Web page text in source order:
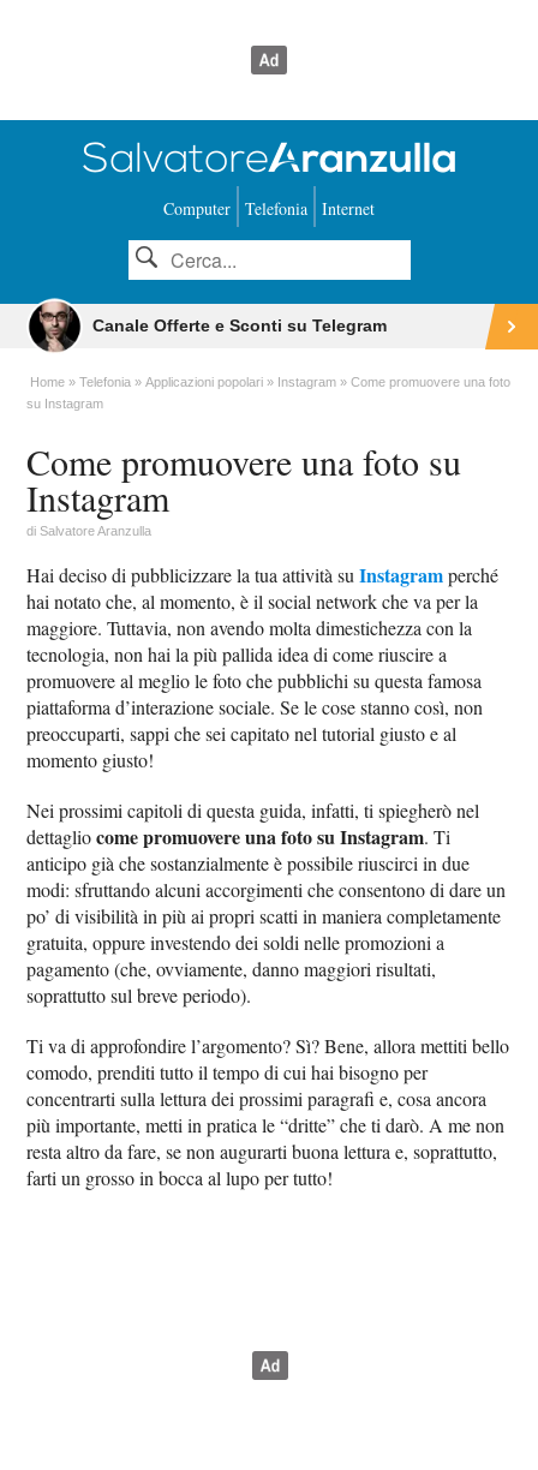
Computer Telefonia Internet
Canale Offerte e Sconti su Telegram
Home Telefonia Applicazioni popolari Instagram
Come promuovere una foto
su Instagram
Come promuovere una foto su
Instagram
diSalvatore Aranzulla
Hai deciso di pubblicizzare la tua attività suInstagramperché
hai notato che, al momento, è il social network che va per la
maggiore. Tuttavia, non avendo molta dimestichezza con la
tecnologia, non hai la più pallida idea di come riuscire a
promuovere al meglio le foto che pubblichi su questa famosa
piattaforma d’interazione sociale. Se le cose stanno così, non
preoccuparti, sappi che sei capitato nel tutorial giusto e al
momento giusto!
Nei prossimi capitoli di questa guida, infatti, ti spiegherò nel
dettagliocome promuovere una foto su Instagram. Ti
anticipo già che sostanzialmente è possibile riuscirci in due
modi: sfruttando alcuni accorgimenti che consentono di dare un
po’ di visibilità in più ai propri scatti in maniera completamente
gratuita, oppure investendo dei soldi nelle promozioni a
pagamento (che, ovviamente, danno maggiori risultati,
soprattutto sul breve periodo).
Ti va di approfondire l’argomento? Sì? Bene, allora mettiti bello
comodo, prenditi tutto il tempo di cui hai bisogno per
concentrarti sulla lettura dei prossimi paragrafi e, cosa ancora
più importante, metti in pratica le “dritte” che ti darò. A me non
resta altro da fare, se non augurarti buona lettura e, soprattutto,
farti un grosso in bocca al lupo per tutto!